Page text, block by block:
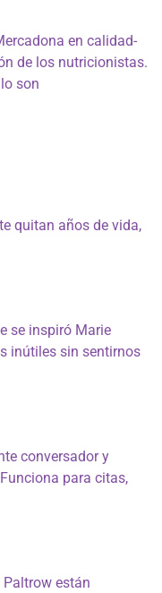
en calidad-
de los nutricionistas.
son
quitan años de vida,
se inspiró Marie
inútiles sin sentirnos
conversador y
para citas,
están